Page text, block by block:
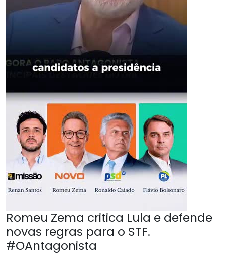
Romeu Zema critica Lula e defende
novas regras para o STF.
#OAntagonista